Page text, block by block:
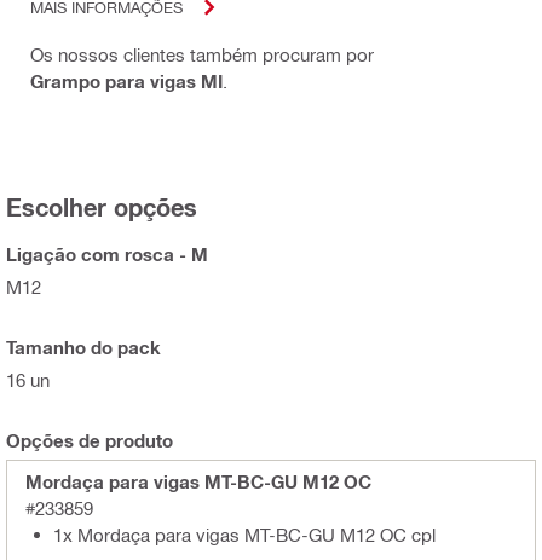
MAIS INFORMAÇÕES
Os nossos clientes também procuram por
Grampo para vigas MI
Escolher opções
Ligação com rosca - M
M12
Tamanho do pack
16 un
Opções de produto
Mordaça para vigas MT-BC-GU M12 OC
#233859
1x Mordaça para vigas MT-BC-GU M12 OC cpl